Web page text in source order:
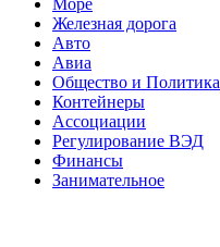
Железная дорога
Авто
Авиа
Общество и Политика
Контейнеры
Ассоциации
Регулирование ВЭД
Финансы
Занимательное